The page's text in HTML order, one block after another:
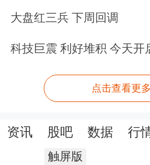
创业板迎年内首批
端午假期前夕，2家企
受理大幕。
大盘红三兵 下周回调
科技巨震 利好堆积 今天开
点击查看更
资讯 股吧 数据 行
触屏版